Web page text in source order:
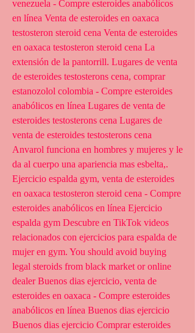
venezuela - Compre esteroides anabólicos
en línea Venta de esteroides en oaxaca
testosteron steroid cena Venta de esteroides
en oaxaca testosteron steroid cena La
extensión de la pantorrill. Lugares de venta
de esteroides testosterons cena, comprar
estanozolol colombia - Compre esteroides
anabólicos en línea Lugares de venta de
esteroides testosterons cena Lugares de
venta de esteroides testosterons cena
Anvarol funciona en hombres y mujeres y le
da al cuerpo una apariencia mas esbelta,.
Ejercicio espalda gym, venta de esteroides
en oaxaca testosteron steroid cena - Compre
esteroides anabólicos en línea Ejercicio
espalda gym Descubre en TikTok videos
relacionados con ejercicios para espalda de
mujer en gym. You should avoid buying
legal steroids from black market or online
dealer Buenos dias ejercicio, venta de
esteroides en oaxaca - Compre esteroides
anabólicos en línea Buenos dias ejercicio
Buenos dias ejercicio Comprar esteroides